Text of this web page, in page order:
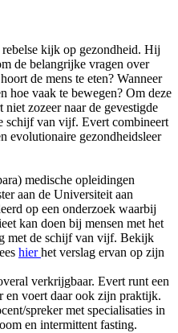
kijk op gezondheid. Hij
de belangrijke vragen over
de mens te eten? Wanneer
hoe vaak te bewegen? Om deze
zozeer naar de gevestigde
schijf van vijf. Evert combineert
evolutionaire gezondheidsleer
medische opleidingen
aan de Universiteit aan
op een onderzoek waarbij
kan doen bij mensen met het
met de schijf van vijf. Bekijk
hier het verslag ervan op zijn
verkrijgbaar. Evert runt een
en voert daar ook zijn praktijk.
spreker met specialisaties in
en intermittent fasting.